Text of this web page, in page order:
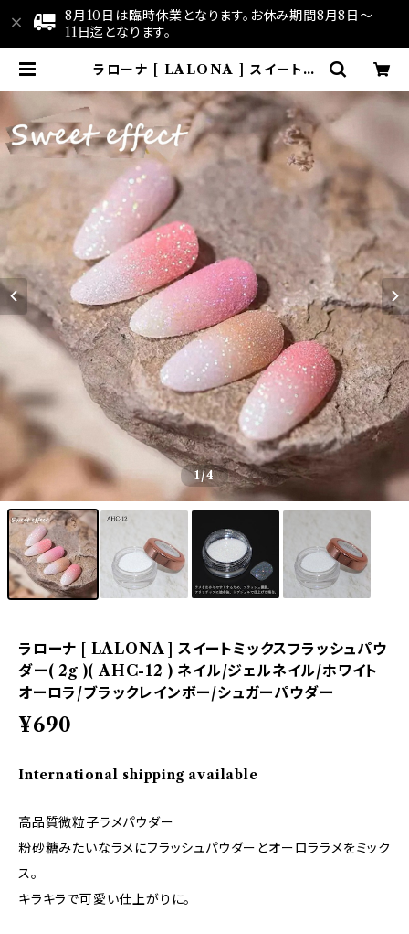
8月10日は臨時休業となります。お休み期間8月8日～
11日迄となります。
ラローナ [ LALONA ] スイートミ
C-12 ) ネイル/ジェルネイル/ホワイ
トオーロラ/ブラックレインボー/シュ
ガーパウダー | LALONA
1/4
ラローナ [ LALONA ] スイートミックスフラッシュパウ
ダー( 2g )( AHC-12 ) ネイル/ジェルネイル/ホワイト
オーロラ/ブラックレインボー/シュガーパウダー
¥690
International shipping available
高品質微粒子ラメパウダー
粉砂糖みたいなラメにフラッシュパウダーとオーロララメをミック
ス。
キラキラで可愛い仕上がりに。